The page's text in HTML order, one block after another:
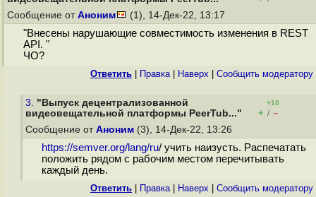
Сообщение от Аноним (1), 14-Дек-22, 13:17
"Внесены нарушающие совместимость изменения в REST
API. "
ЧО?
Ответить Правка| Наверх Cообщить модератору
3. "Выпуск децентрализованной
видеовещательной платформы PeerTub..."
+10
+ / –
Сообщение от Аноним (3), 14-Дек-22, 13:26
https://semver.org/lang/ru/ учить наизусть. Распечатать
положить рядом с рабочим местом перечитывать
каждый день.
Ответить Правка| Наверх Cообщить модератору